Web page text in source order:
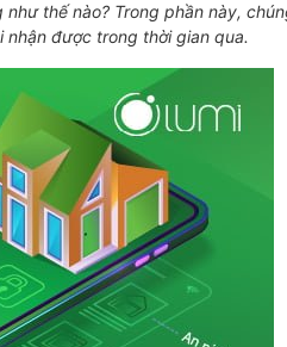
thế nào? Trong phần này,
được trong thời gian qua.